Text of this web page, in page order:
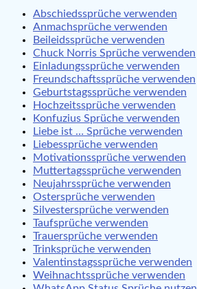
Abschiedssprüche verwenden
Anmachsprüche verwenden
Beileidssprüche verwenden
Chuck Norris Sprüche verwenden
Einladungssprüche verwenden
Freundschaftssprüche verwenden
Geburtstagssprüche verwenden
Hochzeitssprüche verwenden
Konfuzius Sprüche verwenden
Liebe ist … Sprüche verwenden
Liebessprüche verwenden
Motivationssprüche verwenden
Muttertagssprüche verwenden
Neujahrssprüche verwenden
Ostersprüche verwenden
Silvestersprüche verwenden
Taufsprüche verwenden
Trauersprüche verwenden
Trinksprüche verwenden
Valentinstagssprüche verwenden
Weihnachtssprüche verwenden